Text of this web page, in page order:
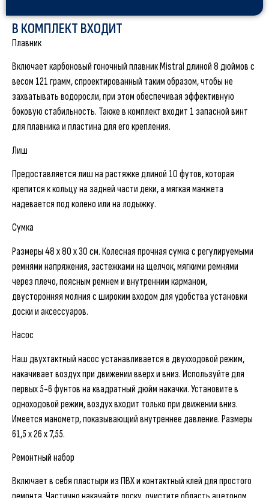
В КОМПЛЕКТ ВХОДИТ
Плавник
Включает карбоновый гоночный плавник Mistral длиной 8 дюймов с
весом 121 грамм, спроектированный таким образом, чтобы не
захватывать водоросли, при этом обеспечивая эффективную
боковую стабильность. Также в комплект входит 1 запасной винт
для плавника и пластина для его крепления.
Лиш
Предоставляется лиш на растяжке длиной 10 футов, которая
крепится к кольцу на задней части деки, а мягкая манжета
надевается под колено или на лодыжку.
Сумка
Размеры 48 x 80 x 30 см. Колесная прочная сумка с регулируемыми
ремнями напряжения, застежками на щелчок, мягкими ремнями
через плечо, поясным ремнем и внутренним карманом,
двусторонняя молния с широким входом для удобства установки
доски и аксессуаров.
Насос
Наш двухтактный насос устанавливается в двухходовой режим,
накачивает воздух при движении вверх и вниз. Используйте для
первых 5-6 фунтов на квадратный дюйм накачки. Установите в
одноходовой режим, воздух входит только при движении вниз.
Имеется манометр, показывающий внутреннее давление. Размеры
61,5 x 26 x 7,55.
Ремонтный набор
Включает в себя пластыри из ПВХ и контактный клей для простого